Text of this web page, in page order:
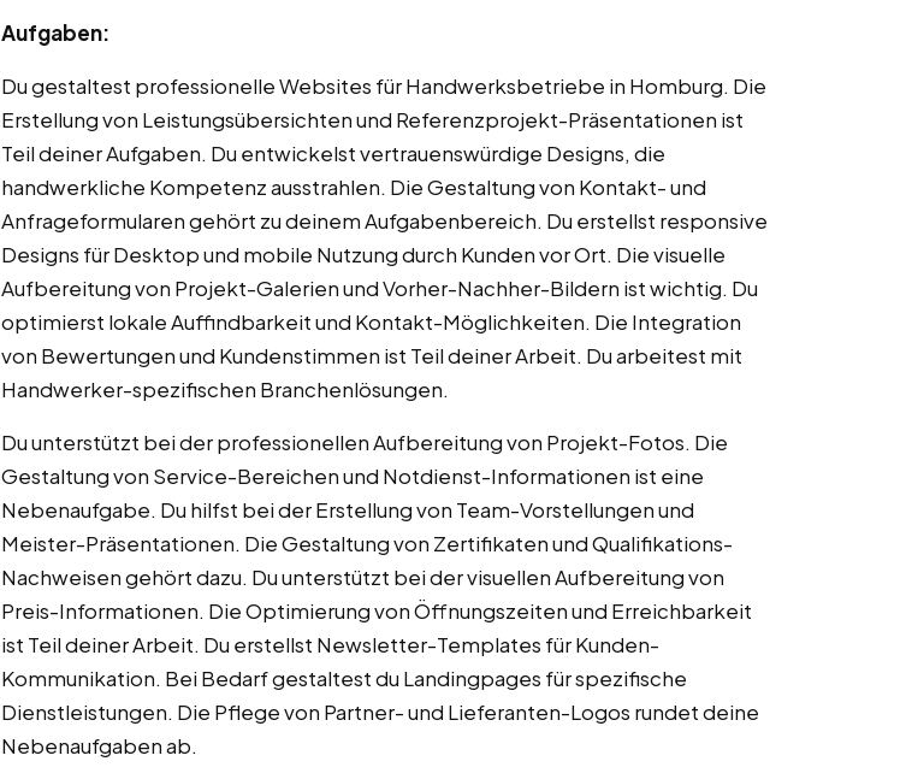
Aufgaben:
Du gestaltest professionelle Websites für Handwerksbetriebe in Homburg. Die
Erstellung von Leistungsübersichten und Referenzprojekt-Präsentationen ist
Teil deiner Aufgaben. Du entwickelst vertrauenswürdige Designs, die
handwerkliche Kompetenz ausstrahlen. Die Gestaltung von Kontakt- und
Anfrageformularen gehört zu deinem Aufgabenbereich. Du erstellst responsive
Designs für Desktop und mobile Nutzung durch Kunden vor Ort. Die visuelle
Aufbereitung von Projekt-Galerien und Vorher-Nachher-Bildern ist wichtig. Du
optimierst lokale Auffindbarkeit und Kontakt-Möglichkeiten. Die Integration
von Bewertungen und Kundenstimmen ist Teil deiner Arbeit. Du arbeitest mit
Handwerker-spezifischen Branchenlösungen.
Du unterstützt bei der professionellen Aufbereitung von Projekt-Fotos. Die
Gestaltung von Service-Bereichen und Notdienst-Informationen ist eine
Nebenaufgabe. Du hilfst bei der Erstellung von Team-Vorstellungen und
Meister-Präsentationen. Die Gestaltung von Zertifikaten und Qualifikations-
Nachweisen gehört dazu. Du unterstützt bei der visuellen Aufbereitung von
Preis-Informationen. Die Optimierung von Öffnungszeiten und Erreichbarkeit
ist Teil deiner Arbeit. Du erstellst Newsletter-Templates für Kunden-
Kommunikation. Bei Bedarf gestaltest du Landingpages für spezifische
Dienstleistungen. Die Pflege von Partner- und Lieferanten-Logos rundet deine
Nebenaufgaben ab.